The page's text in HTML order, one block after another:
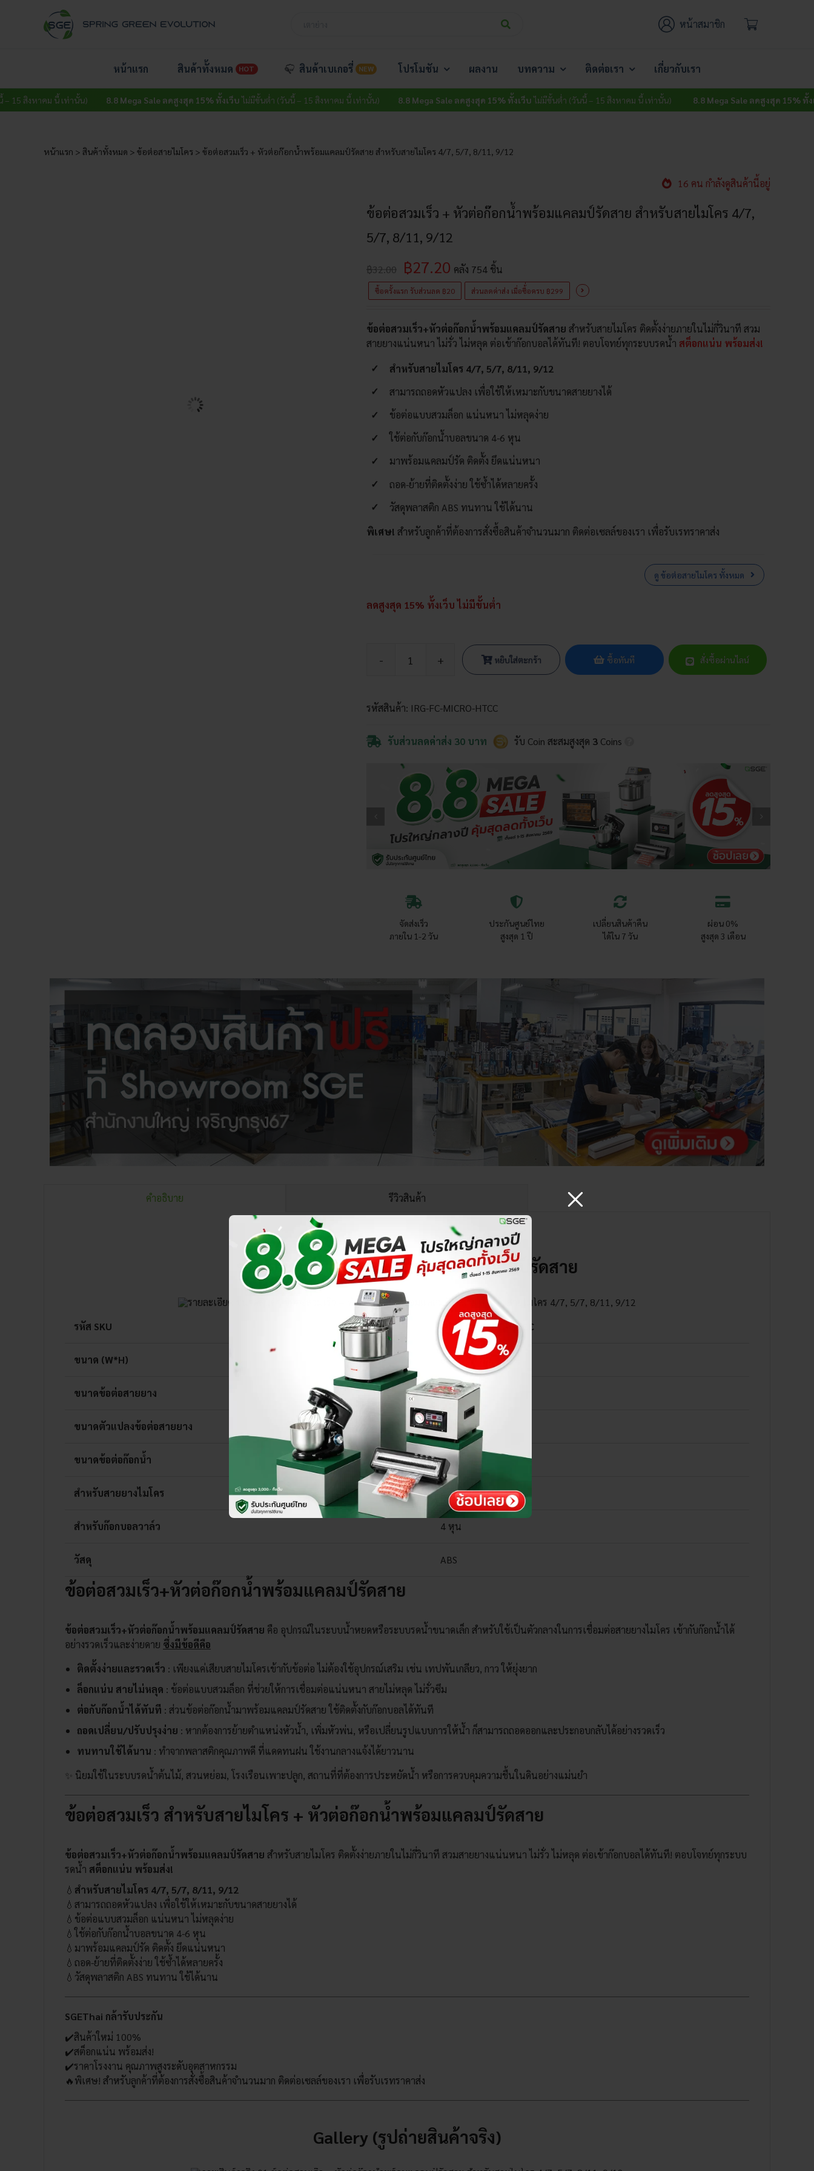
หน้าสมาชิก
หน้าแรก สินค้าทั้งหมด HOT สินค้าเบเกอรี่ NEW โปรโมชัน ผลงาน บทความ ติดต่อเรา เกี่ยวกับเรา
ม นี้ เท่านั้น) 8.8 Mega Sale ลดสูงสุด 15% ทั้งเว็บไม่มีขั้นต่ำ (วันนี้ – 15 สิงหาคม นี้ เท่านั้น) 8.8 Mega Sale ลดสูงสุด 15% ทั้งเว็บไม่มีขั้นต่ำ (วันนี้ – 15 สิงหาคม นี้ เท่านั้น) 8.8 Mega Sale ลดสูงสุด 15% ทั้งเว็บไม่มีขั้น
หน้าแรก > สินค้าทั้งหมด > ข้อต่อสายไมโคร > ข้อต่อสวมเร็ว + หัวต่อก๊อกน้ำพร้อมแคลมป์รัดสาย สำหรับสายไมโคร 4/7, 5/7, 8/11, 9/12
16 คน กำลังดูสินค้านี้อยู่
ข้อต่อสวมเร็ว + หัวต่อก๊อกน้ำพร้อมแคลมป์รัดสาย สำหรับสายไมโคร 4/7,
5/7, 8/11, 9/12
฿32.00 ฿27.20
ซื้อครั้งแรก รับส่วนลด ฿20 ส่วนลดค่าส่ง เมื่อซื้่อครบ ฿299
คลัง 754 ชิ้น
ข้อต่อสวมเร็ว+หัวต่อก๊อกน้ำพร้อมแคลมป์รัดสาย สำหรับสายไมโคร ติดตั้งง่ายภายในไม่กี่วินาที สวม
สายยางแน่นหนา ไม่รั่ว ไม่หลุด ต่อเข้าก๊อกบอลได้ทันที! ตอบโจทย์ทุกระบบรดน้ำ สต็อกแน่น พร้อมส่ง!
สำหรับสายไมโคร 4/7, 5/7, 8/11, 9/12
สามารถถอดหัวแปลง เพื่อใช้ให้เหมาะกับขนาดสายยางได้
ข้อต่อแบบสวมล็อก แน่นหนา ไม่หลุดง่าย
ใช้ต่อกับก๊อกน้ำบอลขนาด 4-6 หุน
มาพร้อมแคลมป์รัด ติดตั้ง ยึดแน่นหนา
ถอด-ย้ายที่ติดตั้งง่าย ใช้ซ้ำได้หลายครั้ง
วัสดุพลาสติก ABS ทนทาน ใช้ได้นาน
พิเศษ! สำหรับลูกค้าที่ต้องการสั่งซื้อสินค้าจำนวนมาก ติดต่อเซลล์ของเรา เพื่อรับเรทราคาส่ง
ดู ข้อต่อสายไมโคร ทั้งหมด
ลดสูงสุด 15% ทั้งเว็บ ไม่มีขั้นต่ำ
จำนวน
สวม
+
น้ำ
พร้อม
แค
ลมป์
รัด
สาย
สำหรับ
ไมโคร
4/7,
5/7,
8/11,
หยิบใส่ตะกร้า ซื้อทันที สั่งซื้อผ่านไลน์
รหัสสินค้า: IRG-FC-MICRO-HTCC
รับส่วนลดค่าส่ง 30 บาท รับ Coin สะสมสูงสุด 3 Coins
จัดส่งเร็ว
ภายใน 1-2 วัน
ประกันศูนย์ไทย
สูงสุด 1 ปี
เปลี่ยนสินค้าคืน
ได้ใน 7 วัน
ผ่อน 0%
สูงสุด 3 เดือน
คำอธิบาย รีวิวสินค้า
ข้อต่อสวมเร็ว+หัวต่อก๊อกน้ำพร้อมแคลมป์รัดสาย
รหัส SKU IRG-FC-MICRO-HTCC
ขนาด (W*H) 55 x 105 มม.
ขนาดข้อต่อสายยาง 8 x 10 มม.
ขนาดตัวแปลงข้อต่อสายยาง 4 x 6 มม.
ขนาดข้อต่อก๊อกน้ำ ⌀16.6 มม.
สำหรับสายยางไมโคร 4/7, 5/7, 8/11, 9/12
สำหรับก๊อกบอลวาล์ว 4 หุน
วัสดุ ABS
ข้อต่อสวมเร็ว+หัวต่อก๊อกน้ำพร้อมแคลมป์รัดสาย
ข้อต่อสวมเร็ว+หัวต่อก๊อกน้ำพร้อมแคลมป์รัดสาย คือ อุปกรณ์ในระบบน้ำหยดหรือระบบรดน้ำขนาดเล็ก สำหรับใช้เป็นตัวกลางในการเชื่อมต่อสายยางไมโคร เข้ากับก๊อกน้ำได้
อย่างรวดเร็วและง่ายดาย ซึ่งมีข้อดีคือ
ติดตั้งง่ายและรวดเร็ว : เพียงแค่เสียบสายไมโครเข้ากับข้อต่อ ไม่ต้องใช้อุปกรณ์เสริม เช่น เทปพันเกลียว, กาว ให้ยุ่งยาก
ล็อกแน่น สายไม่หลุด : ข้อต่อแบบสวมล็อก ที่ช่วยให้การเชื่อมต่อแน่นหนา สายไม่หลุด ไม่รั่วซึม
ต่อกับก๊อกน้ำได้ทันที : ส่วนข้อต่อก๊อกน้ำมาพร้อมแคลมป์รัดสาย ใช้ติดตั้งกับก๊อกบอลได้ทันที
ถอดเปลี่ยน/ปรับปรุงง่าย : หากต้องการย้ายตำแหน่งหัวน้ำ, เพิ่มหัวพ่น, หรือเปลี่ยนรูปแบบการให้น้ำ ก็สามารถถอดออกและประกอบกลับได้อย่างรวดเร็ว
ทนทานใช้ได้นาน : ทำจากพลาสติกคุณภาพดี ที่แดดทนฝน ใช้งานกลางแจ้งได้ยาวนาน
✨ นิยมใช้ในระบบรดน้ำต้นไม้, สวนหย่อม, โรงเรือนเพาะปลูก, สถานที่ที่ต้องการประหยัดน้ำ หรือการควบคุมความชื้นในดินอย่างแม่นยำ
ข้อต่อสวมเร็ว สำหรับสายไมโคร + หัวต่อก๊อกน้ำพร้อมแคลมป์รัดสาย
ข้อต่อสวมเร็ว+หัวต่อก๊อกน้ำพร้อมแคลมป์รัดสาย สำหรับสายไมโคร ติดตั้งง่ายภายในไม่กี่วินาที สวมสายยางแน่นหนา ไม่รั่ว ไม่หลุด ต่อเข้าก๊อกบอลได้ทันที! ตอบโจทย์ทุกระบบ
รดน้ำ สต็อกแน่น พร้อมส่ง!
💧 สำหรับสายไมโคร 4/7, 5/7, 8/11, 9/12
💧สามารถถอดหัวแปลง เพื่อใช้ให้เหมาะกับขนาดสายยางได้
💧ข้อต่อแบบสวมล็อก แน่นหนา ไม่หลุดง่าย
💧ใช้ต่อกับก๊อกน้ำบอลขนาด 4-6 หุน
💧มาพร้อมแคลมป์รัด ติดตั้ง ยึดแน่นหนา
💧ถอด-ย้ายที่ติดตั้งง่าย ใช้ซ้ำได้หลายครั้ง
💧วัสดุพลาสติก ABS ทนทาน ใช้ได้นาน
SGEThai กล้ารับประกัน
✔️สินค้าใหม่ 100%
✔️สต็อกแน่น พร้อมส่ง!
✔️ราคาโรงงาน คุณภาพสูงระดับอุตสาหกรรม
🔥พิเศษ! สำหรับลูกค้าที่ต้องการสั่งซื้อสินค้าจำนวนมาก ติดต่อเซลล์ของเรา เพื่อรับเรทราคาส่ง
Gallery (รูปถ่ายสินค้าจริง)